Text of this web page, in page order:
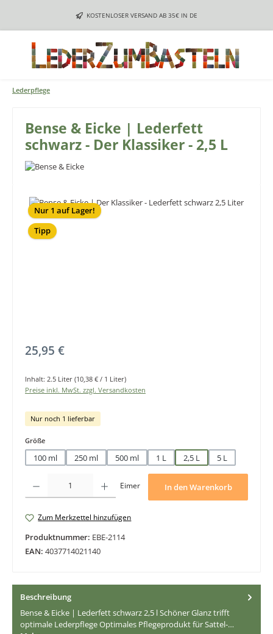
Zum Hauptinhalt springenKOSTENLOSER VERSAND AB 35€ IN DE
Lederpflege
Bense & Eicke | Lederfett
schwarz - Der Klassiker - 2,5 L
Bildergalerie überspringen
Nur 1 auf Lager!
Tipp
Regulärer Preis:
25,95 €
Inhalt: 2.5 Liter (10,38 € / 1 Liter)
Preise inkl. MwSt. zzgl. Versandkosten
Nur noch 1 lieferbar
Größeauswählen
100 ml 250 ml 500 ml 1 L 2,5 L 5 L
Eimer In den Warenkorb
Zum Merkzettel hinzufügen
Produktnummer: EBE-2114
EAN: 4037714021140
Beschreibung
Bense & Eicke | Lederfett schwarz 2,5 l Schöner Glanz trifft
optimale Lederpflege Optimales Pflegeprodukt für Sattel-…